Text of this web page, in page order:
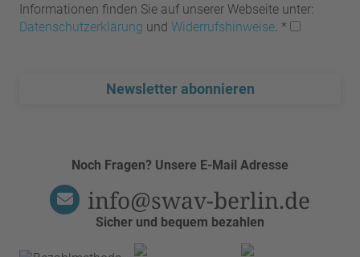
Informationen finden Sie auf unserer Webseite unter:
Datenschutzerklärung und Widerrufshinweise *
Newsletter abonnieren
Sicher und bequem bezahlen
Noch Fragen? Unsere E-Mail Adresse
info@swav-berlin.de